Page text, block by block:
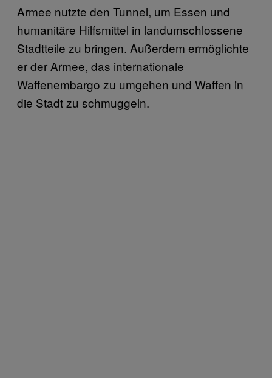
Armee nutzte den Tunnel, um Essen und
humanitäre Hilfsmittel in landumschlossene
Stadtteile zu bringen. Außerdem ermöglichte
er der Armee, das internationale
Waffenembargo zu umgehen und Waffen in
die Stadt zu schmuggeln.